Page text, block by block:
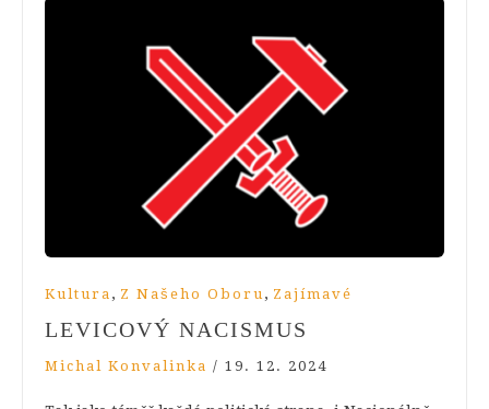
Kultura , Z Našeho Oboru , Zajímavé
LEVICOVÝ NACISMUS
Michal Konvalinka / 19. 12. 2024